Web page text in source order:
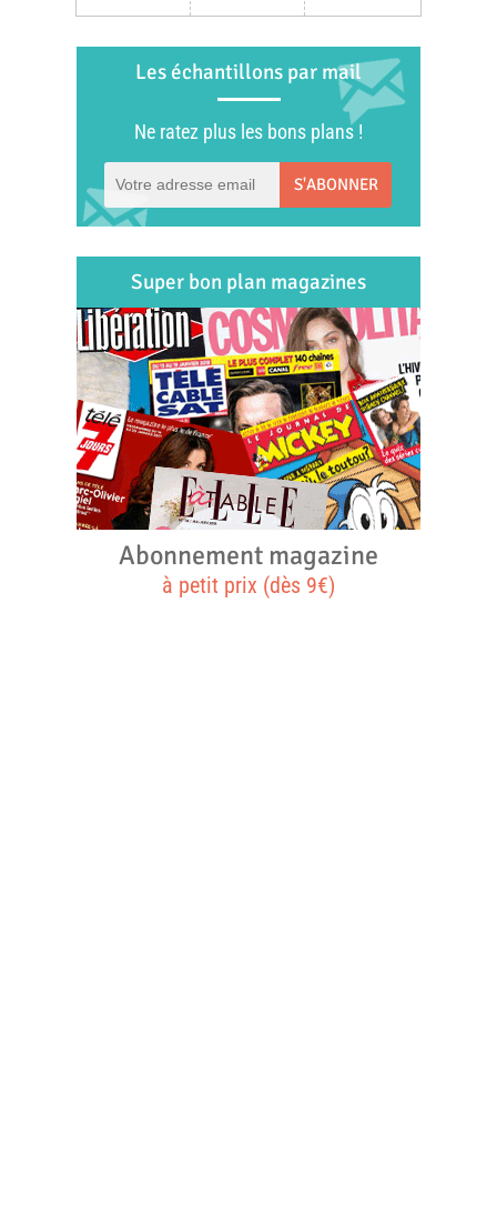
Les échantillons par mail
Ne ratez plus les bons plans !
S'ABONNER
Super bon plan magazines
Abonnement magazine
à petit prix (dès 9€)